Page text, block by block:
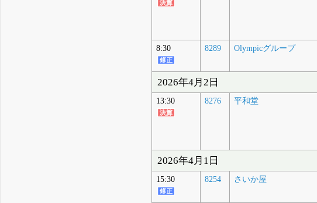
8:30 8289 Olympicグループ
2026年4月2日
13:30 8276 平和堂
2026年4月1日
15:30 8254 さいか屋